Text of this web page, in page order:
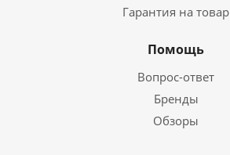
Гарантия на товар
Помощь
Вопрос-ответ
Бренды
Обзоры